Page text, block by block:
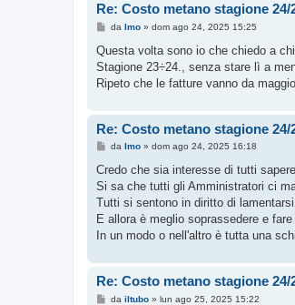
Re: Costo metano stagione 24/
M
s
a
g
g
o
da Imo» dom ago 24, 2025 15:25
Questa volta sono io che chiedo a
Stagione 23÷24., senza stare lì a
Ripeto che le fatture vanno da
Re: Costo metano stagione 24/
M
s
a
g
i
o
da Imo» dom ago 24, 2025 16:18
Credo che sia interesse di tutti
Si sa che tutti gli Amministratori ci
Tutti si sentono in diritto di
E allora è meglio soprassedere e
In un modo o nell'altro è tutta una
Re: Costo metano stagione 24/
Mda iltubo» lun ago 25, 2025 15:22